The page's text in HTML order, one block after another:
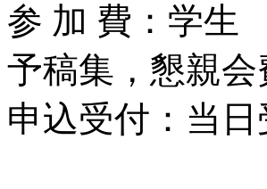
参 加 費：学
予稿集，懇親
申込受付：当日